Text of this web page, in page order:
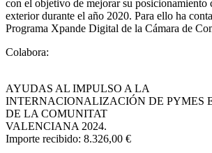
con el objetivo de mejorar su posicionamiento
exterior durante el año 2020. Para ello ha
Programa Xpande Digital de la Cámara de
Colabora:
AYUDAS AL IMPULSO A LA
INTERNACIONALIZACIÓN DE PYMES
DE LA COMUNITAT
VALENCIANA 2024.
Importe recibido: 8.326,00 €